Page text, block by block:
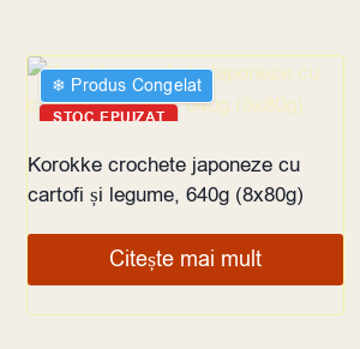
❄︎ Produs Congelat
STOC EPUIZAT
Korokke crochete japoneze cu
cartofi și legume, 640g (8x80g)
Citește mai mult